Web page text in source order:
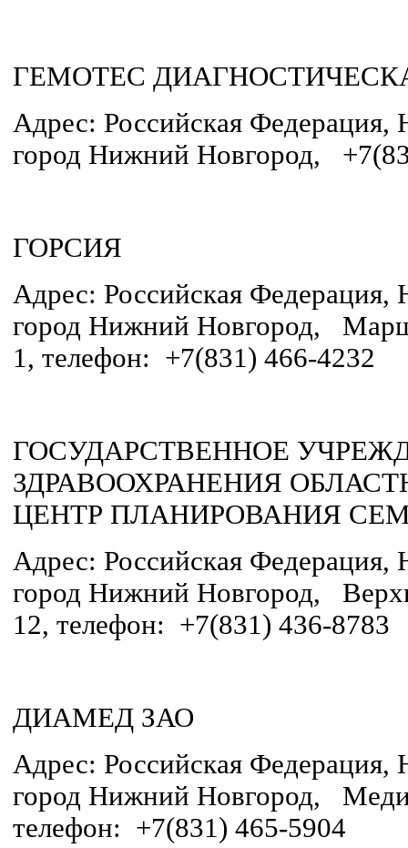
ГЕМОТЕС
Адрес: Российская Федерация,
город Нижний Новгород,
ГОРСИЯ
Адрес: Российская Федерация,
город Нижний Новгород,
1, телефон: +7(831) 466-4232
ГОСУДАРСТВЕННОЕ
ЗДРАВООХРАНЕНИЯ
ЦЕНТР ПЛАНИРОВАНИЯ
Адрес: Российская Федерация,
город Нижний Новгород,
12, телефон: +7(831) 436-8783
ДИАМЕД ЗАО
Адрес: Российская Федерация,
город Нижний Новгород,
телефон: +7(831) 465-5904